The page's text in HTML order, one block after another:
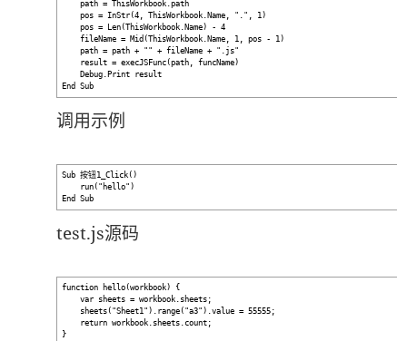
path = ThisWorkbook.path
pos = InStr(4, ThisWorkbook.Name, ".", 1)
pos = Len(ThisWorkbook.Name) - 4
fileName = Mid(ThisWorkbook.Name, 1, pos - 1)
path = path + "" + fileName + ".js"
result = execJSFunc(path, funcName)
Debug.Print result
End Sub
调用示例
Sub 按钮1_Click()
run("hello")
End Sub
test.js源码
function hello(workbook) {
var sheets = workbook.sheets;
sheets("Sheet1").range("a3").value = 55555;
return workbook.sheets.count;
}